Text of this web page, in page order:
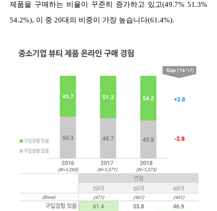
제품을 구매하는 비율이 꾸준히 증가하고 있고(49.7% 51.3%
54.2%), 이 중 20대의 비중이 가장 높습니다(61.4%).